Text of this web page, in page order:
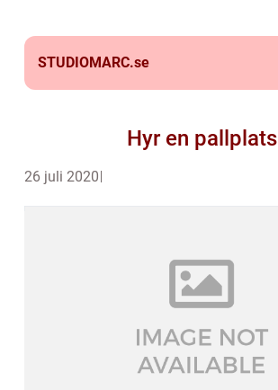
STUDIOMARC.se
Hyr en pallplats
26 juli 2020